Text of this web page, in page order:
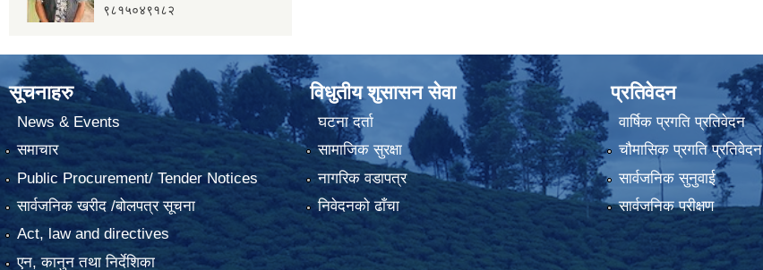
९८१५०४९१८२
सूचनाहरु
News & Events
समाचार
Public Procurement/ Tender Notices
सार्वजनिक खरीद /बोलपत्र सूचना
Act, law and directives
एन, कानुन तथा निर्देशिका
विधुतीय शुसासन सेवा
घटना दर्ता
सामाजिक सुरक्षा
नागरिक वडापत्र
निवेदनको ढाँचा
प्रतिवेदन
वार्षिक प्रगति प्रतिवेदन
चौमासिक प्रगति प्रतिवेदन
सार्वजनिक सुनुवाई
सार्वजनिक परीक्षण